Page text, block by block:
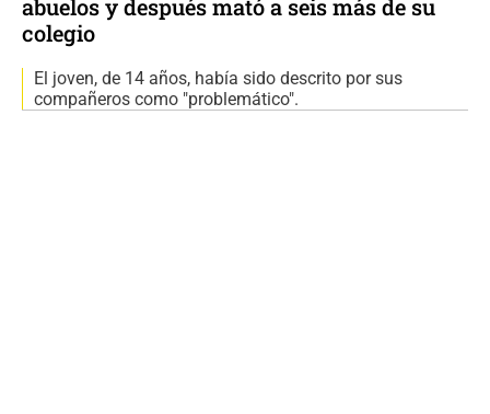
abuelos y después mató a seis más de su
colegio
El joven, de 14 años, había sido descrito por sus
compañeros como "problemático".